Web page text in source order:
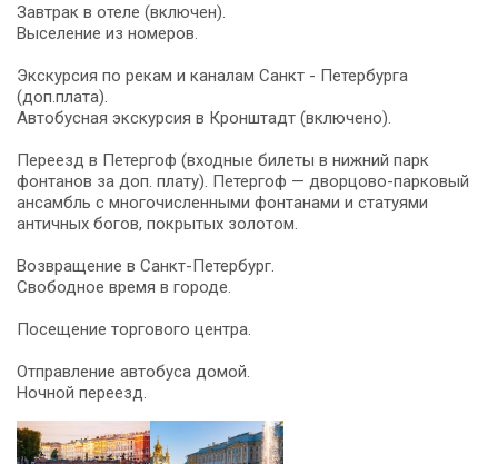
Завтрак в отеле (включен).
Выселение из номеров.
Экскурсия по рекам и каналам Санкт - Петербурга
(доп.плата).
Автобусная экскурсия в Кронштадт (включено).
Переезд в Петергоф (входные билеты в нижний парк
фонтанов за доп. плату). Петергоф — дворцово-парковый
ансамбль с многочисленными фонтанами и статуями
античных богов, покрытых золотом.
Возвращение в Санкт-Петербург.
Свободное время в городе.
Посещение торгового центра.
Отправление автобуса домой.
Ночной переезд.